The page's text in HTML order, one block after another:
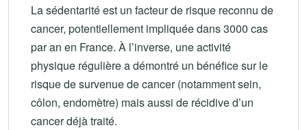
La sédentarité est un facteur de risque reconnu de
cancer, potentiellement impliquée dans 3000 cas
par an en France. À l’inverse, une activité
physique régulière a démontré un bénéfice sur le
risque de survenue de cancer (notamment sein,
côlon, endomètre) mais aussi de récidive d’un
cancer déjà traité.